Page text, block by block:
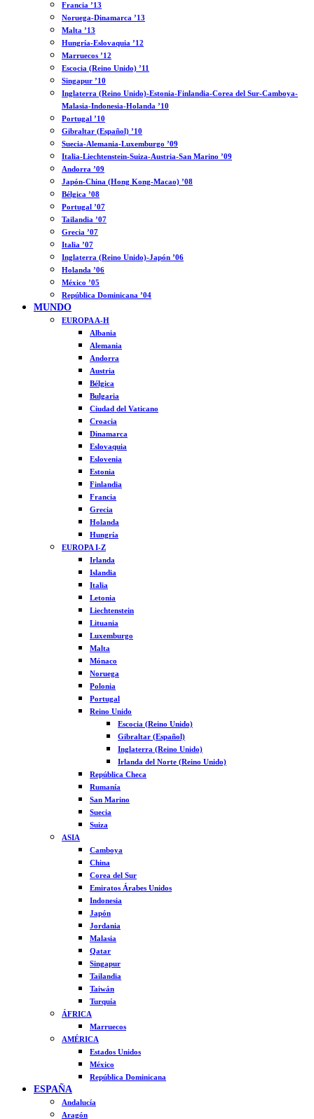
Francia ’13
Noruega-Dinamarca ’13
Malta ’13
Hungría-Eslovaquia ’12
Marruecos ’12
Escocia (Reino Unido) ’11
Singapur ’10
Inglaterra (Reino Unido)-Estonia-Finlandia-Corea del Sur-Camboya-
Malasia-Indonesia-Holanda ’10
Portugal ’10
Gibraltar (Español) ’10
Suecia-Alemania-Luxemburgo ’09
Italia-Liechtenstein-Suiza-Austria-San Marino ’09
Andorra ’09
Japón-China (Hong Kong-Macao) ’08
Bélgica ’08
Portugal ’07
Tailandia ’07
Grecia ’07
Italia ’07
Inglaterra (Reino Unido)-Japón ’06
Holanda ’06
México ’05
República Dominicana ’04
MUNDO
EUROPA A-H
Albania
Alemania
Andorra
Austria
Bélgica
Bulgaria
Ciudad del Vaticano
Croacia
Dinamarca
Eslovaquia
Eslovenia
Estonia
Finlandia
Francia
Grecia
Holanda
Hungría
EUROPA I-Z
Irlanda
Islandia
Italia
Letonia
Liechtenstein
Lituania
Luxemburgo
Malta
Mónaco
Noruega
Polonia
Portugal
Reino Unido
Escocia (Reino Unido)
Gibraltar (Español)
Inglaterra (Reino Unido)
Irlanda del Norte (Reino Unido)
República Checa
Rumanía
San Marino
Suecia
Suiza
ASIA
Camboya
China
Corea del Sur
Emiratos Árabes Unidos
Indonesia
Japón
Jordania
Malasia
Qatar
Singapur
Tailandia
Taiwán
Turquía
ÁFRICA
Marruecos
AMÉRICA
Estados Unidos
México
República Dominicana
ESPAÑA
Andalucía
Aragón